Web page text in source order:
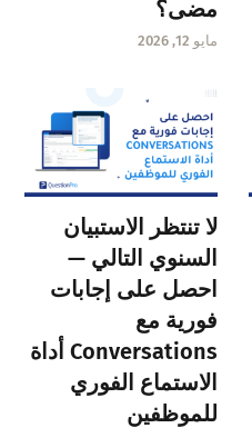
مضى؟
مايو 12, 2026
لا تنتظر الاستبيان
السنوي التالي —
احصل على إجابات
فورية مع
Conversations أداة
الاستماع الفوري
للموظفين